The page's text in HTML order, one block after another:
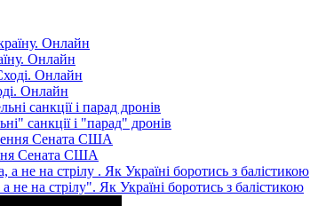
Онлайн
Онлайн
санкції і "парад" дронів
Сената США
на стрілу". Як Україні боротись з балістикою